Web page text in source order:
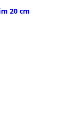
20 cm